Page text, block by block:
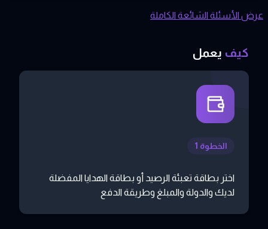
عرض الأسئلة الشائعة الكاملة
كيف يعمل
الخطوة 1
اختر بطاقة تعبئة الرصيد أو بطاقة الهدايا المفضلة
لديك والدولة والمبلغ وطريقة الدفع